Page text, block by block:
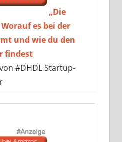
„Die
es bei der
und wie du den
findest
#DHDL Startup-